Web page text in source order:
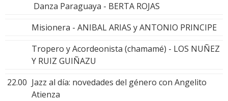
Danza Paraguaya - BERTA ROJAS
Misionera - ANIBAL ARIAS y ANTONIO PRINCIPE
Tropero y Acordeonista (chamamé) - LOS NUÑEZ
Y RUIZ GUIÑAZU
22.00 Jazz al día: novedades del género con Angelito
Atienza